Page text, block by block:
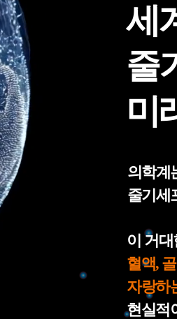
세
줄
미
의학계
줄기세
이 거
혈액,
자랑하
현실적